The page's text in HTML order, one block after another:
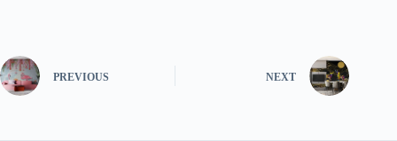
PREVIOUS NEXT